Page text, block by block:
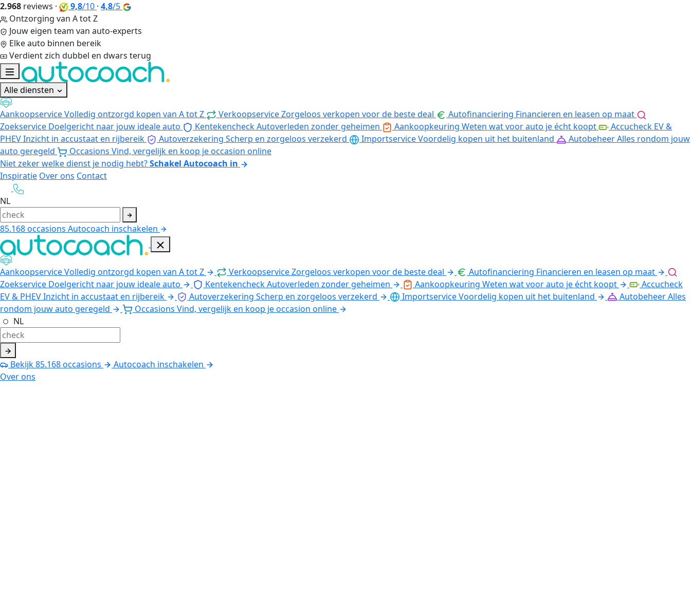
2.968 reviews · 9,8/10 · 4,8/5
Ontzorging van A tot Z
Jouw eigen team van auto-experts
Elke auto binnen bereik
Verdient zich dubbel en dwars terug
Alle diensten
AankoopserviceVolledig ontzorgd kopen van A tot Z VerkoopserviceZorgeloos verkopen voor de beste deal Autofinanciering Financieren en leasen op maat
Zoekservice Doelgericht naar jouw ideale auto KentekencheckAutoverleden zonder geheimen Aankoopkeuring Weten wat voor auto je écht koopt
Accucheck EV &
PHEVInzicht in accustaat en rijbereik Autoverzekering Scherp en zorgeloos verzekerd ImportserviceVoordelig kopen uit het buitenland AutobeheerAlles rondom jouw
auto geregeld
Occasions Vind, vergelijk en koop je occasion online
Niet zeker welke dienst je nodig hebt?Schakel Autocoach in
Inspiratie Over ons Contact
NL
85.168occasions Autocoach inschakelen
AankoopserviceVolledig ontzorgd kopen van A tot Z VerkoopserviceZorgeloos verkopen voor de beste deal Autofinanciering Financieren en leasen op maat
Zoekservice Doelgericht naar jouw ideale auto KentekencheckAutoverleden zonder geheimen Aankoopkeuring Weten wat voor auto je écht koopt
Accucheck
EV & PHEVInzicht in accustaat en rijbereik Autoverzekering Scherp en zorgeloos verzekerd ImportserviceVoordelig kopen uit het buitenland AutobeheerAlles
rondom jouw auto geregeld
Occasions Vind, vergelijk en koop je occasion online
NL
Bekijk85.168occasions
Autocoach inschakelen
Over ons